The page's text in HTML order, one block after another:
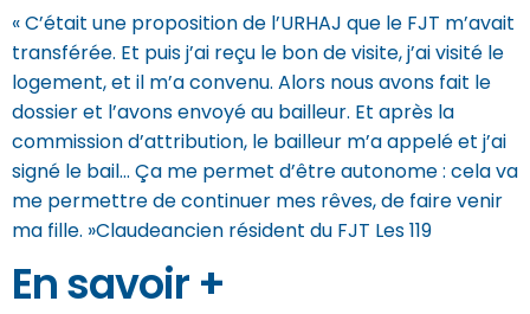
« C’était une proposition de l’URHAJ que le FJT m’avait
transférée. Et puis j’ai reçu le bon de visite, j’ai visité le
logement, et il m’a convenu. Alors nous avons fait le
dossier et l’avons envoyé au bailleur. Et après la
commission d’attribution, le bailleur m’a appelé et j’ai
signé le bail… Ça me permet d’être autonome : cela va
me permettre de continuer mes rêves, de faire venir
ma fille. »Claudeancien résident du FJT Les 119
En savoir +